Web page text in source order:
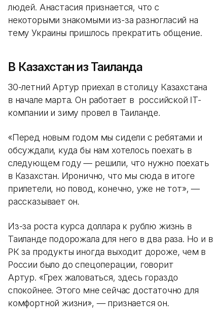
людей. Анастасия признается, что с
некоторыми знакомыми из-за разногласий на
тему Украины пришлось прекратить общение.
В Казахстан из Таиланда
30-летний Артур приехал в столицу Казахстана
в начале марта. Он работает в российской IT-
компании и зиму провел в Таиланде.
«Перед новым годом мы сидели с ребятами и
обсуждали, куда бы нам хотелось поехать в
следующем году — решили, что нужно поехать
в Казахстан. Иронично, что мы сюда в итоге
прилетели, но повод, конечно, уже не тот», —
рассказывает он.
Из-за роста курса доллара к рублю жизнь в
Таиланде подорожала для него в два раза. Но и в
РК за продукты иногда выходит дороже, чем в
России было до спецоперации, говорит
Артур. «Грех жаловаться, здесь гораздо
спокойнее. Этого мне сейчас достаточно для
комфортной жизни», — признается он.